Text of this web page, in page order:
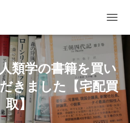
O
G
G
E
N
A
V
I
G
類学の書籍を買い
きました【宅配買
取】